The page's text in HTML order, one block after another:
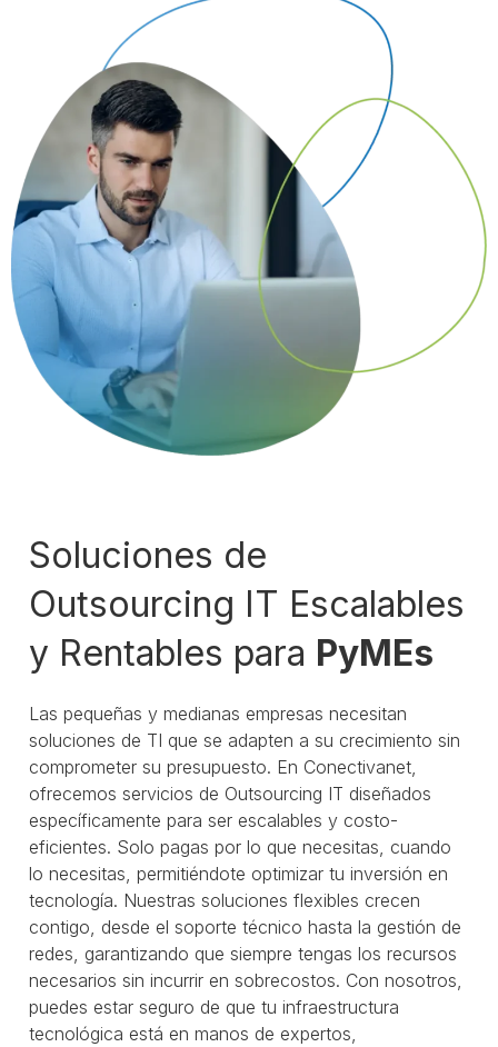
Soluciones de
Outsourcing IT Escalables
y Rentables para PyMEs
Las pequeñas y medianas empresas necesitan
soluciones de TI que se adapten a su crecimiento sin
comprometer su presupuesto. En Conectivanet,
ofrecemos servicios de Outsourcing IT diseñados
específicamente para ser escalables y costo-
eficientes. Solo pagas por lo que necesitas, cuando
lo necesitas, permitiéndote optimizar tu inversión en
tecnología. Nuestras soluciones flexibles crecen
contigo, desde el soporte técnico hasta la gestión de
redes, garantizando que siempre tengas los recursos
necesarios sin incurrir en sobrecostos. Con nosotros,
puedes estar seguro de que tu infraestructura
tecnológica está en manos de expertos,